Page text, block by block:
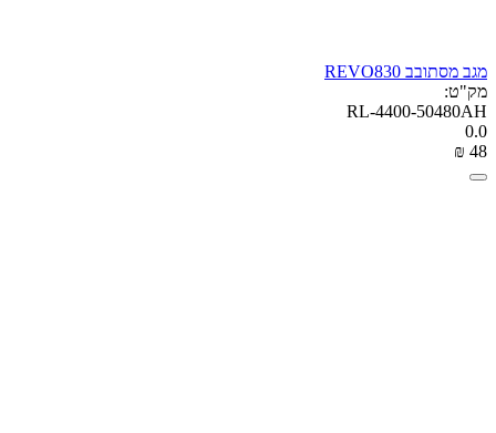
מגב מסתובב REVO830
מק"ט:
RL-4400-50480AH
0.0
₪ ‍48‍